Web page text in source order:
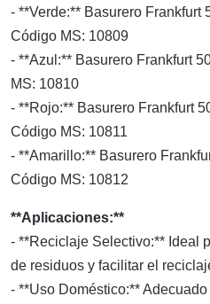
- **Verde:** Basurero Frankfurt
Código MS: 10809
- **Azul:** Basurero Frankfurt
MS: 10810
- **Rojo:** Basurero Frankfurt
Código MS: 10811
- **Amarillo:** Basurero
Código MS: 10812
**Aplicaciones:**
- **Reciclaje Selectivo:** Ideal
de residuos y facilitar el
- **Uso Doméstico:**